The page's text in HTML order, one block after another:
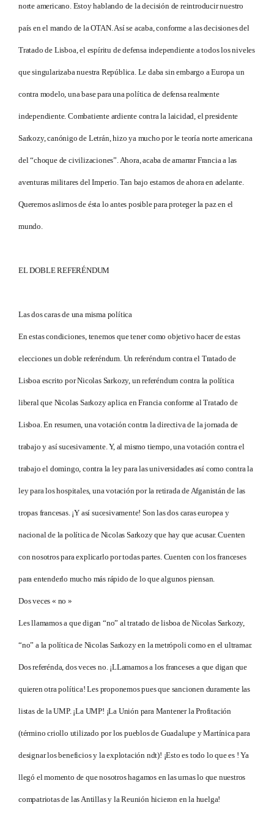
norte americano. Estoy hablando de la decisión de reintroducir nuestro
país en el mando de la OTAN. Así se acaba, conforme a las decisiones del
Tratado de Lisboa, el espíritu de defensa independiente a todos los niveles
que singularizaba nuestra República. Le daba sin embargo a Europa un
contra modelo, una base para una política de defensa realmente
independiente. Combatiente ardiente contra la laicidad, el presidente
Sarkozy, canónigo de Letrán, hizo ya mucho por le teoría norte americana
del “choque de civilizaciones”. Ahora, acaba de amarrar Francia a las
aventuras militares del Imperio. Tan bajo estamos de ahora en adelante.
Queremos aslirnos de ésta lo antes posible para proteger la paz en el
mundo.
EL DOBLE REFERÉNDUM
Las dos caras de una misma política
En estas condiciones, tenemos que tener como objetivo hacer de estas
elecciones un doble referéndum. Un referéndum contra el Tratado de
Lisboa escrito por Nicolas Sarkozy, un referéndum contra la política
liberal que Nicolas Sarkozy aplica en Francia conforme al Tratado de
Lisboa. En resumen, una votación contra la directiva de la jornada de
trabajo y así sucesivamente. Y, al mismo tiempo, una votación contra el
trabajo el domingo, contra la ley para las universidades así como contra la
ley para los hospitales, una votación por la retirada de Afganistán de las
tropas francesas. ¡Y así sucesivamente! Son las dos caras europea y
nacional de la política de Nicolas Sarkozy que hay que acusar. Cuenten
con nosotros para explicarlo por todas partes. Cuenten con los franceses
para entenderlo mucho más rápido de lo que algunos piensan.
Dos veces « no »
Les llamamos a que digan “no” al tratado de lisboa de Nicolas Sarkozy,
“no” a la política de Nicolas Sarkozy en la metrópoli como en el ultramar.
Dos referénda, dos veces no. ¡LLamamos a los franceses a que digan que
quieren otra política! Les proponemos pues que sancionen duramente las
listas de la UMP. ¡La UMP! ¡La Unión para Mantener la Profitación
(término criollo utilizado por los pueblos de Guadalupe y Martínica para
designar los beneficios y la explotación ndt)! ¡Esto es todo lo que es ! Ya
llegó el momento de que nosotros hagamos en las urnas lo que nuestros
compatriotas de las Antillas y la Reunión hicieron en la huelga!